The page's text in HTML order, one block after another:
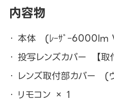
内容物
本体 (ﾚｰｻﾞｰ6000lm
投写レンズカバー 【取
レンズ取付部カバー (
リモコン × 1